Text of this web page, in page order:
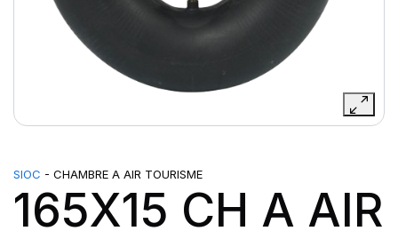
SIOC - CHAMBRE A AIR TOURISME
165X15 CH A AIR